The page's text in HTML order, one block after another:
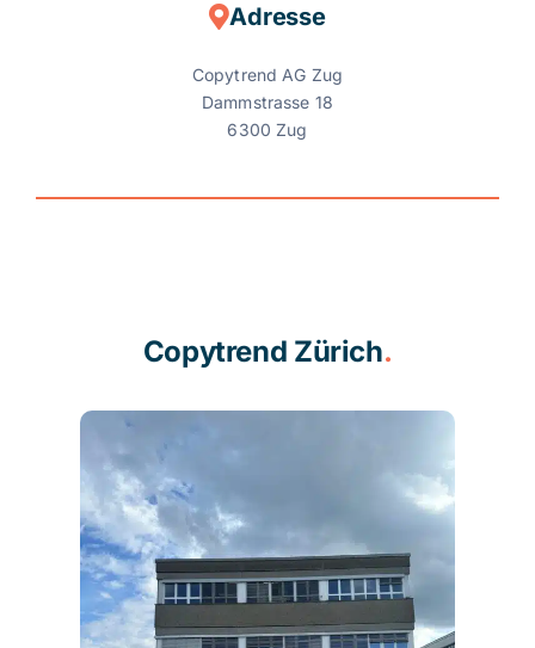
Adresse
Copytrend AG Zug
Dammstrasse 18
6300 Zug
Copytrend Zürich.